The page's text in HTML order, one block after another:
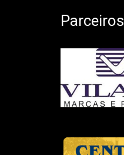
Parceiros